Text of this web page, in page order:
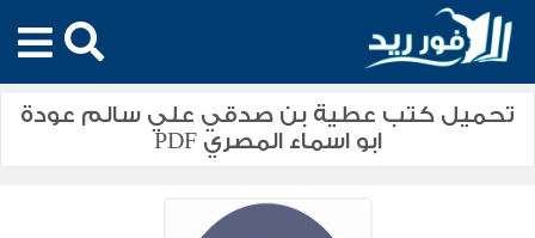
تحميل كتب عطية بن صدقي علي سالم عودة
ابو اسماء المصري PDF